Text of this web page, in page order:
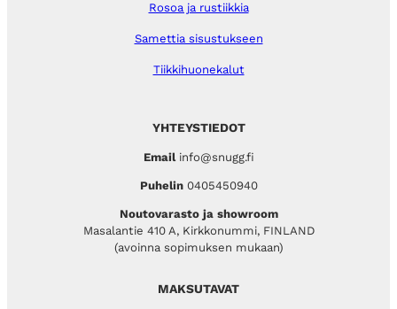
YHTEYSTIEDOT
Emailinfo@snugg.fi
Puhelin 0405450940
Noutovarasto ja showroom
Masalantie 410 A, Kirkkonummi, FINLAND
(avoinna sopimuksen mukaan)
Rosoa ja rustiikkia
Samettia sisustukseen
Tiikkihuonekalut
MAKSUTAVAT